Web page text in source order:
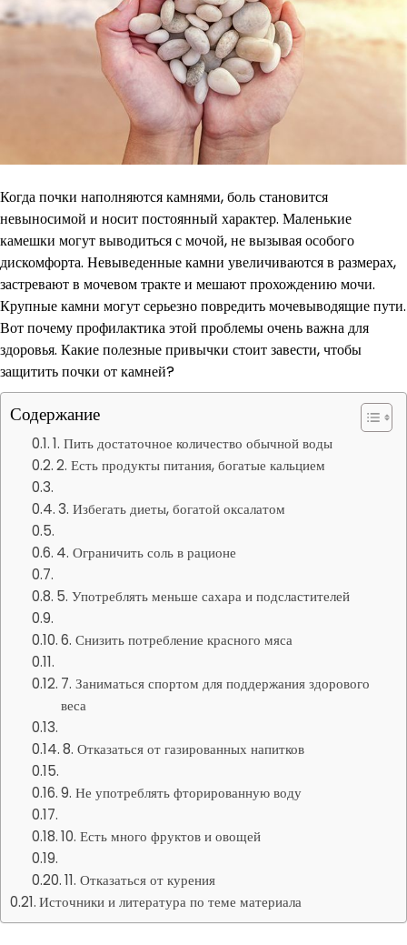
Когда почки наполняются камнями, боль становится
невыносимой и носит постоянный характер. Маленькие
камешки могут выводиться с мочой, не вызывая особого
дискомфорта. Невыведенные камни увеличиваются в размерах,
застревают в мочевом тракте и мешают прохождению мочи.
Крупные камни могут серьезно повредить мочевыводящие пути.
Вот почему профилактика этой проблемы очень важна для
здоровья. Какие полезные привычки стоит завести, чтобы
защитить почки от камней?
Содержание
1. Пить достаточное количество обычной воды
2. Есть продукты питания, богатые кальцием
3. Избегать диеты, богатой оксалатом
4. Ограничить соль в рационе
5. Употреблять меньше сахара и подсластителей
6. Снизить потребление красного мяса
7. Заниматься спортом для поддержания здорового
веса
8. Отказаться от газированных напитков
9. Не употреблять фторированную воду
10. Есть много фруктов и овощей
11. Отказаться от курения
Источники и литература по теме материала